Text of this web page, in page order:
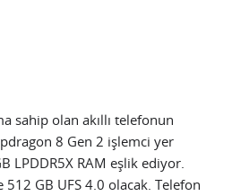
sahip olan akıllı telefonun
8 Gen 2 işlemci yer
LPDDR5X RAM eşlik ediyor.
512 GB UFS 4.0 olacak. Telefon